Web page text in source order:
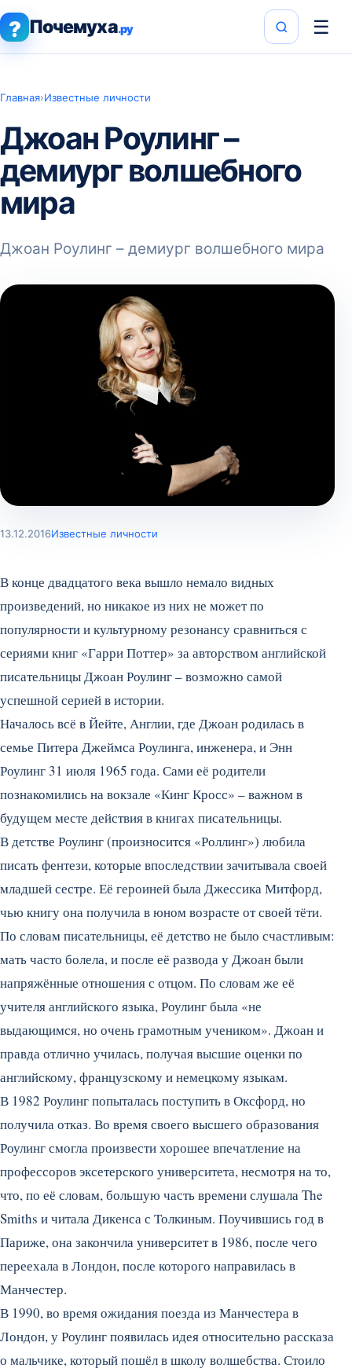
? Почемуха.ру ☰
Главная›Известные личности
Джоан Роулинг –
демиург волшебного
мира
Джоан Роулинг – демиург волшебного мира
13.12.2016Известные личности
В конце двадцатого века вышло немало видных
произведений, но никакое из них не может по
популярности и культурному резонансу сравниться с
сериями книг «Гарри Поттер» за авторством английской
писательницы Джоан Роулинг – возможно самой
успешной серией в истории.
Началось всё в Йейте, Англии, где Джоан родилась в
семье Питера Джеймса Роулинга, инженера, и Энн
Роулинг 31 июля 1965 года. Сами её родители
познакомились на вокзале «Кинг Кросс» – важном в
будущем месте действия в книгах писательницы.
В детстве Роулинг (произносится «Роллинг») любила
писать фентези, которые впоследствии зачитывала своей
младшей сестре. Её героиней была Джессика Митфорд,
чью книгу она получила в юном возрасте от своей тёти.
По словам писательницы, её детство не было счастливым:
мать часто болела, и после её развода у Джоан были
напряжённые отношения с отцом. По словам же её
учителя английского языка, Роулинг была «не
выдающимся, но очень грамотным учеником». Джоан и
правда отлично училась, получая высшие оценки по
английскому, французскому и немецкому языкам.
В 1982 Роулинг попыталась поступить в Оксфорд, но
получила отказ. Во время своего высшего образования
Роулинг смогла произвести хорошее впечатление на
профессоров эксетерского университета, несмотря на то,
что, по её словам, большую часть времени слушала The
Smiths и читала Дикенса с Толкиным. Поучившись год в
Париже, она закончила университет в 1986, после чего
переехала в Лондон, после которого направилась в
Манчестер.
В 1990, во время ожидания поезда из Манчестера в
Лондон, у Роулинг появилась идея относительно рассказа
о мальчике, который пошёл в школу волшебства. Стоило